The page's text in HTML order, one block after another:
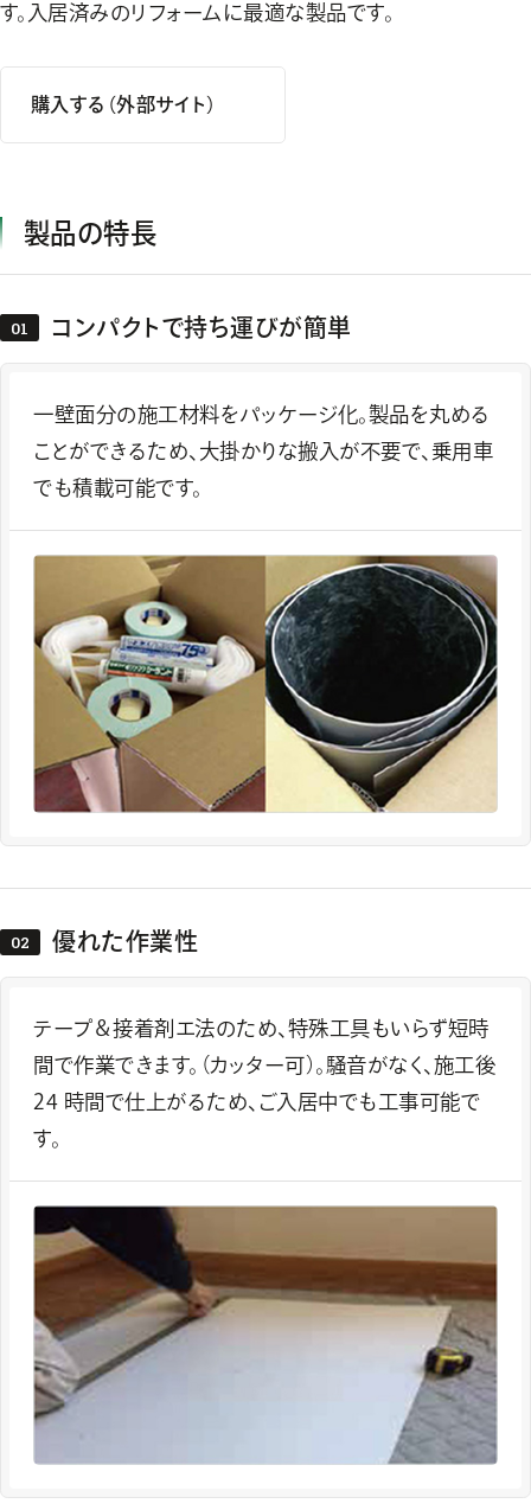
す。入居済みのリフォームに最適な製品です。
購入する（外部サイト）
製品の特長
コンパクトで持ち運びが簡単
一壁面分の施工材料をパッケージ化。製品を丸める
ことができるため、大掛かりな搬入が不要で、乗用車
でも積載可能です。
優れた作業性
テープ＆接着剤エ法のため、特殊工具もいらず短時
間で作業できます。（カッター可）。騒音がなく、施工後
24 時間で仕上がるため、ご入居中でも工事可能で
す。